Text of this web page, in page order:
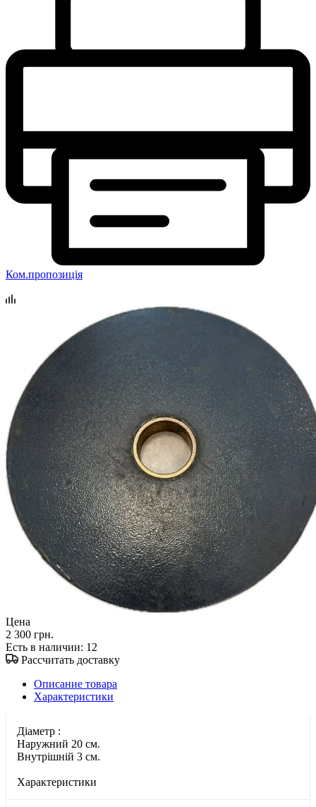
Ком.пропозиція
Цена
2 300 грн.
Есть в наличии: 12
Рассчитать доставку
Описание товара
Характеристики
Діаметр :
Наружний 20 см.
Внутрішній 3 см.
Характеристики